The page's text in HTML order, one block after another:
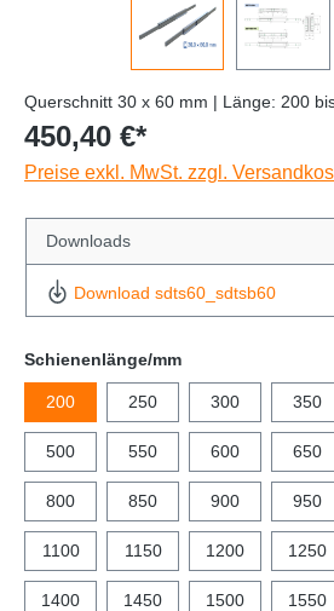
Querschnitt 30 x 60 mm | Länge: 200
450,40 €*
Preise exkl. MwSt. zzgl.
Downloads
Download sdts60_sdtsb60
Schienenlänge/mm
200 250 300 350
500 550 600 650
800 850 900 950
1100 1150 1200 1250
1400 1450 1500 1550